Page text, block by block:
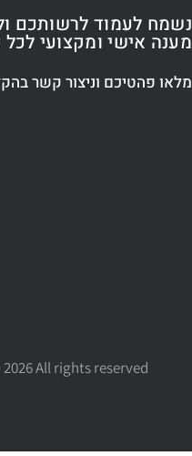
נשמח לעמוד לרשותכם
מענה אישי ומקצועי
מלאו פהטיכם וניצור קשר
All rights reserved